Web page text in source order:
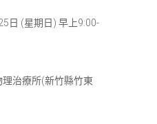
日 (星期日) 早上9:00-
治療所(新竹縣竹東